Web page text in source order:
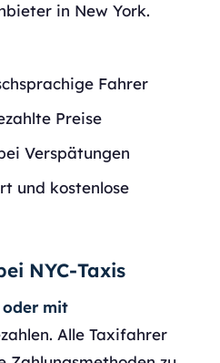
in New York.
Fahrer
Preise
Verspätungen
und kostenlose
NYC-Taxis
mit
Alle Taxifahrer